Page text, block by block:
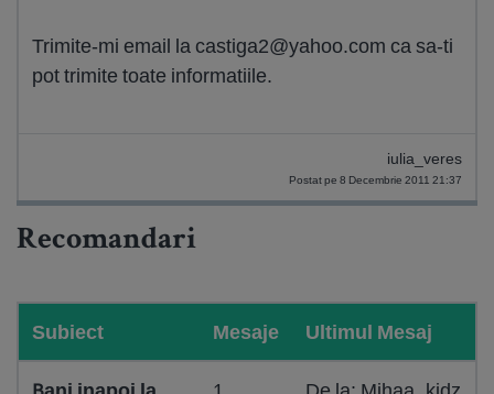
Trimite-mi email la castiga2@yahoo.com ca sa-ti
pot trimite toate informatiile.
iulia_veres
Postat pe 8 Decembrie 2011 21:37
Recomandari
Subiect Mesaje Ultimul Mesaj